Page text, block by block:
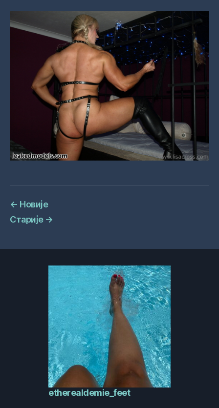
← Новије
Старије →
etherealdemie_feet